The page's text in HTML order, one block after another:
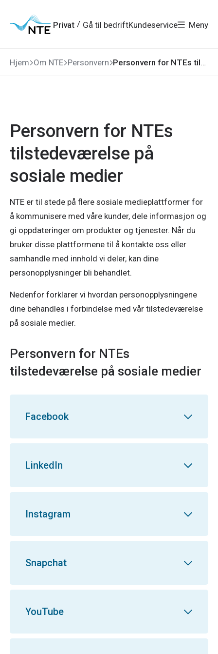
hovedmeny
søk
hovedinnhold
bunnområde
Privat / Gå til bedriftKundeservice Meny
Hjem Om NTE Personvern Personvern for NTEs tilstedeværelse på sosiale medier
Personvern for NTEs
tilstedeværelse på
sosiale medier
NTE er til stede på flere sosiale medieplattformer for
å kommunisere med våre kunder, dele informasjon og
gi oppdateringer om produkter og tjenester. Når du
bruker disse plattformene til å kontakte oss eller
samhandle med innhold vi deler, kan dine
personopplysninger bli behandlet.
Nedenfor forklarer vi hvordan personopplysningene
dine behandles i forbindelse med vår tilstedeværelse
på sosiale medier.
Personvern for NTEs
tilstedeværelse på sosiale medier
Facebook
LinkedIn
Instagram
Snapchat
YouTube